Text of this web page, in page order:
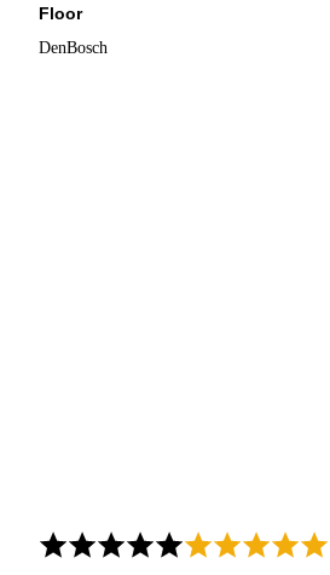
Floor
DenBosch